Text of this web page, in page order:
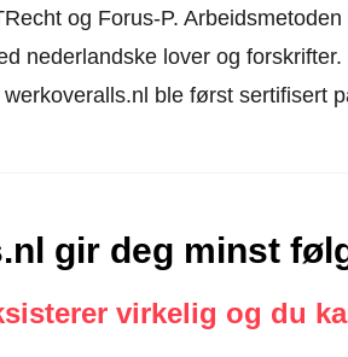
og Forus-P.
nederlandske lover og
werkoveralls.nl ble først sertifisert
gir deg minst
virkelig og du